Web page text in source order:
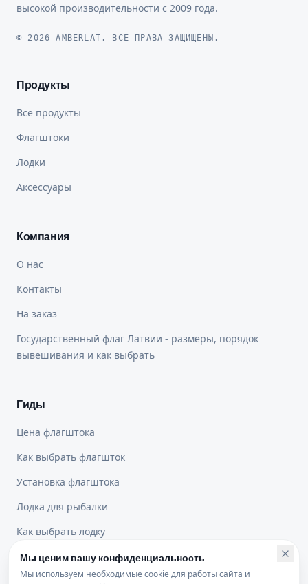
высокой производительности с 2009 года.
© 2026 AMBERLAT. ВСЕ ПРАВА ЗАЩИЩЕНЫ.
Продукты
Все продукты
Флагштоки
Лодки
Аксессуары
Компания
О нас
Контакты
На заказ
Государственный флаг Латвии - размеры, порядок
вывешивания и как выбрать
Гиды
Цена флагштока
Как выбрать флагшток
Установка флагштока
Лодка для рыбалки
Как выбрать лодку
Юридическая информация
Мы ценим вашу конфиденциальность
Мы используем необходимые cookie для работы сайта и